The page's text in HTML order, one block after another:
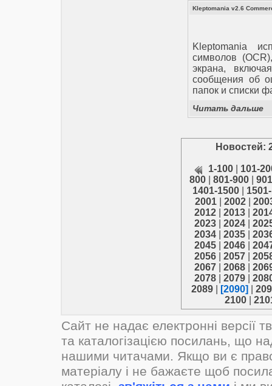
Kleptomania v2.6
Kleptomania
символов
экрана,
сообщения об
папок и списки
Читать дальше
Новостей:
1-100
101-
800
801-900
1401-1500
2001| 2002|
2012
2013
2023
2024
2034
2035
2045
2046
2056
2057
2067
2068
2078
2079
2089
[2090]
2100|
Сайт не надає електронні версії
та каталогізацією посилань, що
нашими читачами. Якщо ви є
матеріалу і не бажаєте щоб